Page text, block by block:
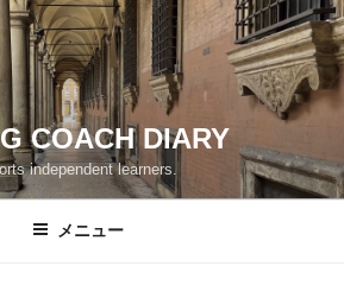
COACH DIARY
independent learners.
メニュー